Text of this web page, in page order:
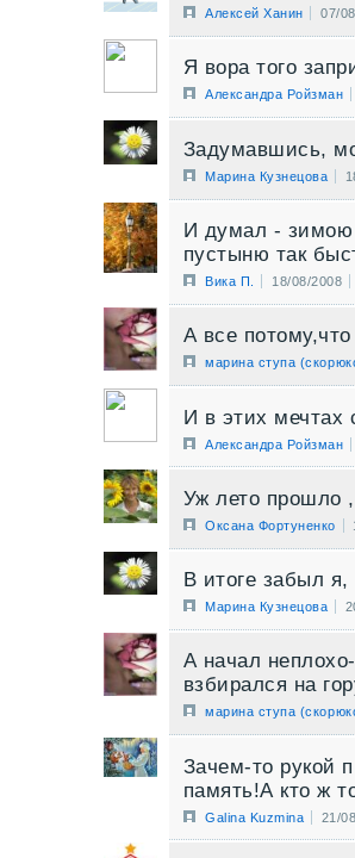
Алексей Ханин 07/
Я вора того
Александра Ройзман
Задумавшись,
Марина Кузнецова
И думал - зимою
пустыню так
Вика П. 18/08/2008
А все
марина ступа
И в этих мечтах
Александра Ройзман
Уж лето прошло
Оксана Фортуненко
В итоге забыл я,
Марина Кузнецова
А начал
взбирался на
марина ступа
Зачем-то рукой
память!А кто ж
Galina Kuzmina 21/